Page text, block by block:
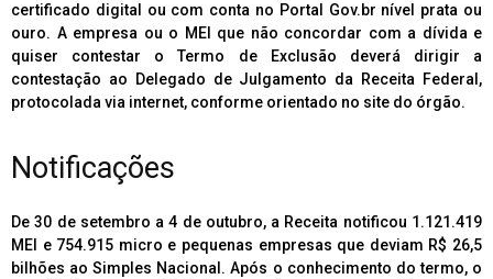
certificado digital ou com conta no Portal Gov.br nível prata ou
ouro. A empresa ou o MEI que não concordar com a dívida e
quiser contestar o Termo de Exclusão deverá dirigir a
contestação ao Delegado de Julgamento da Receita Federal,
protocolada via internet, conforme orientado no site do órgão.
Notificações
De 30 de setembro a 4 de outubro, a Receita notificou 1.121.419
MEI e 754.915 micro e pequenas empresas que deviam R$ 26,5
bilhões ao Simples Nacional. Após o conhecimento do termo, o